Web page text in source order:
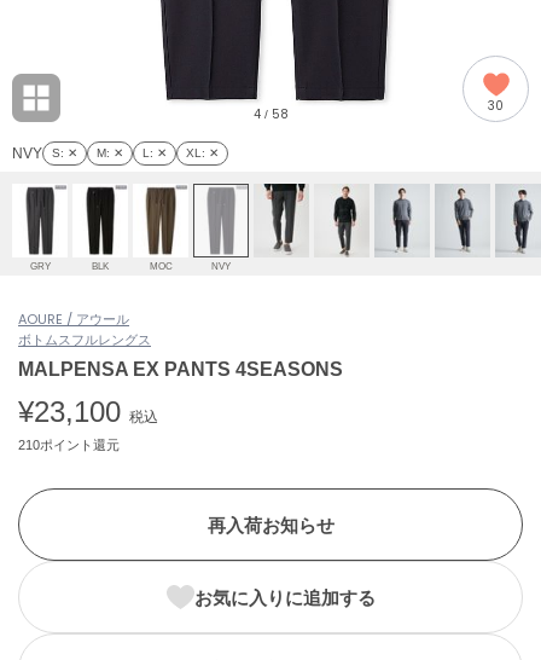
ョン雑貨 (848)
/ランジェリー (127)
ェア (124)
(121)
Ame no chi Hare
アメノチハレ
AMOMMA
アモマ
ánuans
アニュアンス
アンヌーク
ASICS
バレリット
BANDOLIER
バンドリヤー
Barbour
バブアー
NVY S: ✕ M: ✕ L : ✕ XL : ✕
4/ 58 30
GRY BLK MOC NVY
AOURE / アウール
ボトムスフルレングス
MALPENSA EX PANTS 4SEASONS
¥23,100 税込
210ポイント還元
再入荷お知らせ
お気に入りに追加する